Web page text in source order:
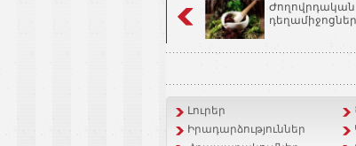
Ժողովրդական
դեղամիջոցներ
Լուրեր
Իրադարձություններ